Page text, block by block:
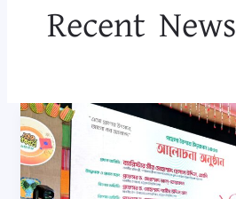
Recent News
দেশ
গড়ার
প্রত্যয়ে
সকলকে